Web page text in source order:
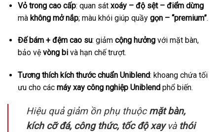
Vỏ trong cao cấp: quan sát xoáy – độ sệt – điểm dừng
mà không mở nắp; màu khói giúp quầy gọn – “premium”.
Đế bám + đệm cao su: giảm cộng hưởngvới mặt bàn,
bảo vệ vòng bivà hạn chế trượt.
Tương thích kích thước chuẩn Uniblend: khoang chứa tối
ưu cho các máy xay công nghiệp Uniblendphổ biến.
Hiệu quả giảm ồn phụ thuộcmặt bàn,
kích cỡ đá, công thức, tốc độ xayvà thói